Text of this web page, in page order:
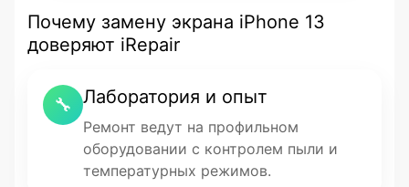
Почему замену экрана iPhone 13
доверяют iRepair
🔧 Лаборатория и опыт
Ремонт ведут на профильном
оборудовании с контролем пыли и
температурных режимов.